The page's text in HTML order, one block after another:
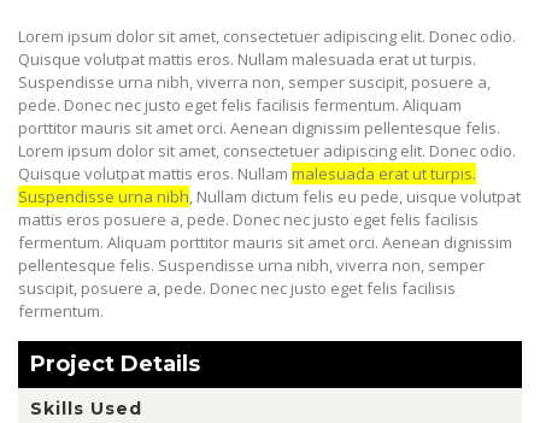
Lorem ipsum dolor sit amet, consectetuer adipiscing elit. Donec odio.
Quisque volutpat mattis eros. Nullam malesuada erat ut turpis.
Suspendisse urna nibh, viverra non, semper suscipit, posuere a,
pede. Donec nec justo eget felis facilisis fermentum. Aliquam
porttitor mauris sit amet orci. Aenean dignissim pellentesque felis.
Lorem ipsum dolor sit amet, consectetuer adipiscing elit. Donec odio.
Quisque volutpat mattis eros. Nullam malesuada erat ut turpis.
Suspendisse urna nibh, Nullam dictum felis eu pede, uisque volutpat
mattis eros posuere a, pede. Donec nec justo eget felis facilisis
fermentum. Aliquam porttitor mauris sit amet orci. Aenean dignissim
pellentesque felis. Suspendisse urna nibh, viverra non, semper
suscipit, posuere a, pede. Donec nec justo eget felis facilisis
fermentum.
Project Details
Skills Used